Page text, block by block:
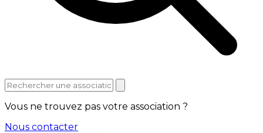
Vous ne trouvez pas votre association ?
Nous contacter